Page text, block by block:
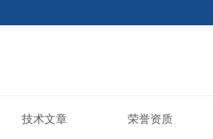
技术文章 荣誉资质